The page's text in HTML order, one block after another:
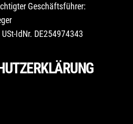
Geschäftsführer:
IdNr. DE254974343